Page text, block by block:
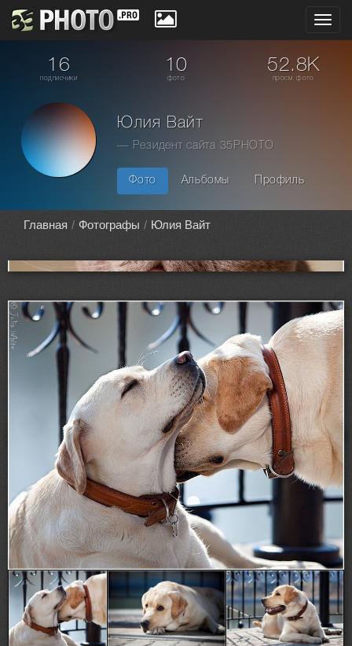
16
подписчики
10
фото
52.8K
просм. фото
Юлия Вайт
— Резидент сайта 35PHOTO
Фото Альбомы Профиль
Главная Фотографы Юлия Вайт